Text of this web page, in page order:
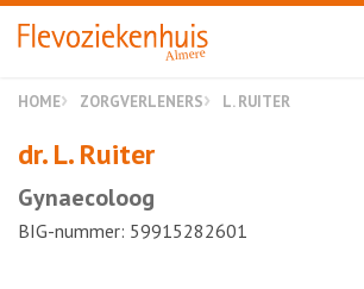
Almere
HOME ZORGVERLENERS L. RUITER
dr. L. Ruiter
Gynaecoloog
BIG-nummer: 59915282601